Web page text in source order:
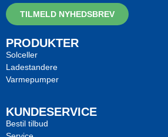
TILMELD NYHEDSBREV
PRODUKTER
Solceller
Ladestandere
Varmepumper
KUNDESERVICE
Bestil tilbud